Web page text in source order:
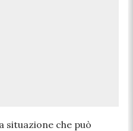
situazione che può